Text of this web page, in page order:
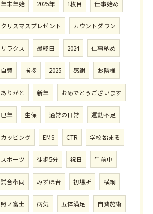
年末年始 2025年 1枚目 仕事始め
クリスマスプレゼント カウントダウン
リラクス 最終日 2024 仕事納め
自費 挨拶 2025 感謝 お陰様
ありがと 新年 おめでとうございます
巳年 生保 通常の日常 運動不足
カッピング EMS CTR 学校始まる
スポーツ 徒歩5分 祝日 午前中
試合帯同 みずほ台 初場所 横綱
照ノ富士 病気 五体満足 自費施術